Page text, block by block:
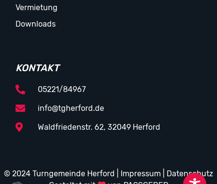
Vermietung
Downloads
KONTAKT
05221/84967
info@tgherford.de
Waldfriedenstr. 62, 32049 Herford
© 2024 Turngemeinde Herford | Impressum
Datenschutz